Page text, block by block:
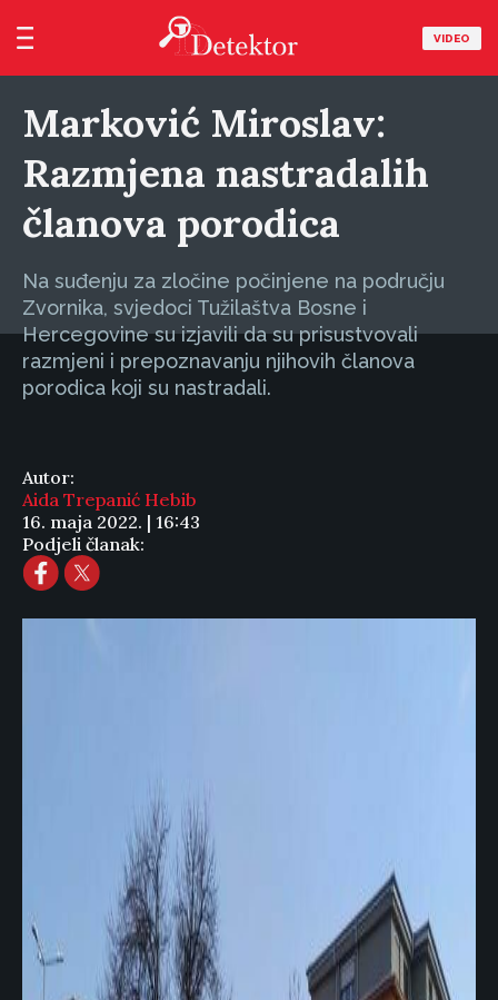
VIDEO
Marković Miroslav:
Razmjena nastradalih
članova porodica
Na suđenju za zločine počinjene na području
Zvornika, svjedoci Tužilaštva Bosne i
Hercegovine su izjavili da su prisustvovali
razmjeni i prepoznavanju njihovih članova
porodica koji su nastradali.
Autor:
Aida Trepanić Hebib
16. maja 2022. | 16:43
Podjeli članak: